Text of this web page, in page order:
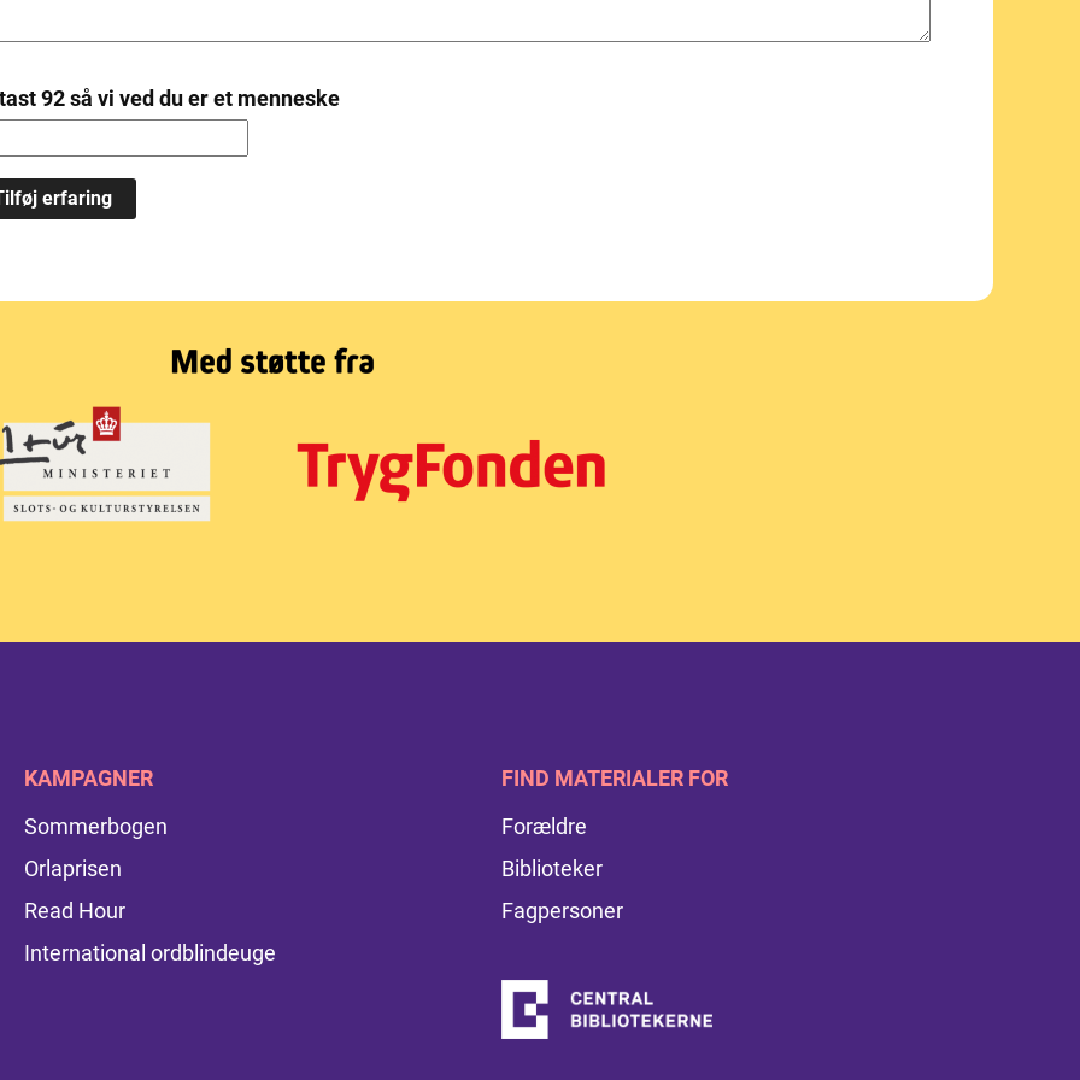
92 så vi ved du er et menneske
KAMPAGNER
Sommerbogen
Orlaprisen
Read Hour
International ordblindeuge
FIND MATERIALER FOR
Forældre
Biblioteker
Fagpersoner